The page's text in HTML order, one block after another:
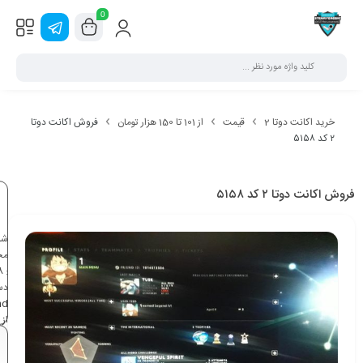
0
خرید اکانت دوتا 2 قیمت از 101 تا 150 هزار تومان
فروش اکانت دوتا
۲ کد ۵۱۵۸
فروش اکانت دوتا ۲ کد ۵۱۵۸
: